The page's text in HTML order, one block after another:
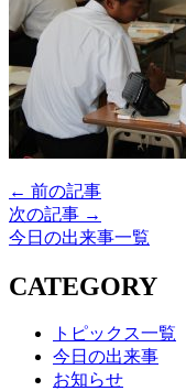
← 前の記事
次の記事 →
今日の出来事一覧
CATEGORY
トピックス一覧
今日の出来事
お知らせ